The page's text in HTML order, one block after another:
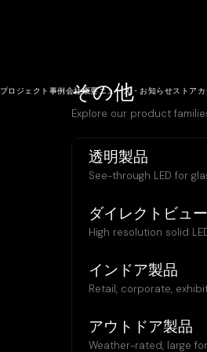
プロジェクト事例会社概要ニュース・お知らせストア
その他
Explore our product
透明製品
See-through LED for
ダイレクトビュ
High resolution solid
インドア製品
Retail, corporate,
アウトドア製品
Weather-rated, large